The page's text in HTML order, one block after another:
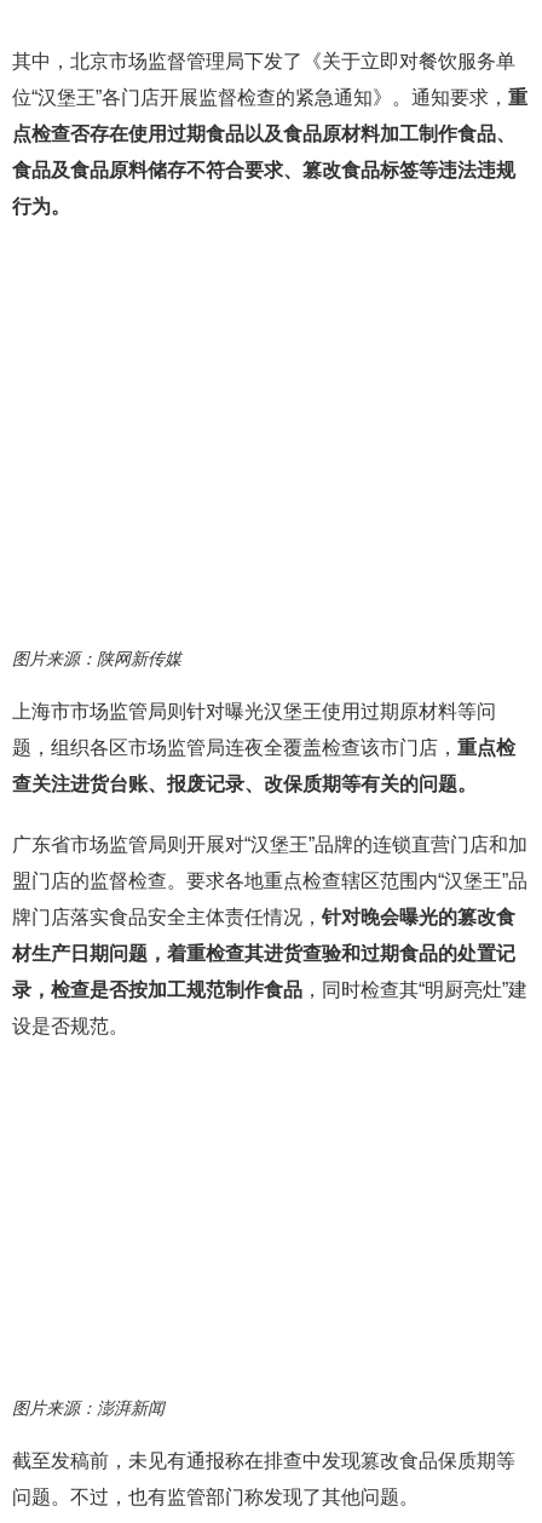
其中，北京市场监督管理局下发了《关于立即对餐饮服务单
位“汉堡王”各门店开展监督检查的紧急通知》。通知要求， 重
点检查否存在使用过期食品以及食品原材料加工制作食品、
食品及食品原料储存不符合要求、篡改食品标签等违法违规
行为。
图片来源：陕网新传媒
上海市市场监管局则针对曝光汉堡王使用过期原材料等问
题，组织各区市场监管局连夜全覆盖检查该市门店， 重点检
查关注进货台账、报废记录、改保质期等有关的问题。
广东省市场监管局则开展对“汉堡王”品牌的连锁直营门店和加
盟门店的监督检查。要求各地重点检查辖区范围内“汉堡王”品
牌门店落实食品安全主体责任情况， 针对晚会曝光的篡改食
材生产日期问题，着重检查其进货查验和过期食品的处置记
录，检查是否按加工规范制作食品 ，同时检查其“明厨亮灶”建
设是否规范。
图片来源：澎湃新闻
截至发稿前，未见有通报称在排查中发现篡改食品保质期等
问题。不过，也有监管部门称发现了其他问题。